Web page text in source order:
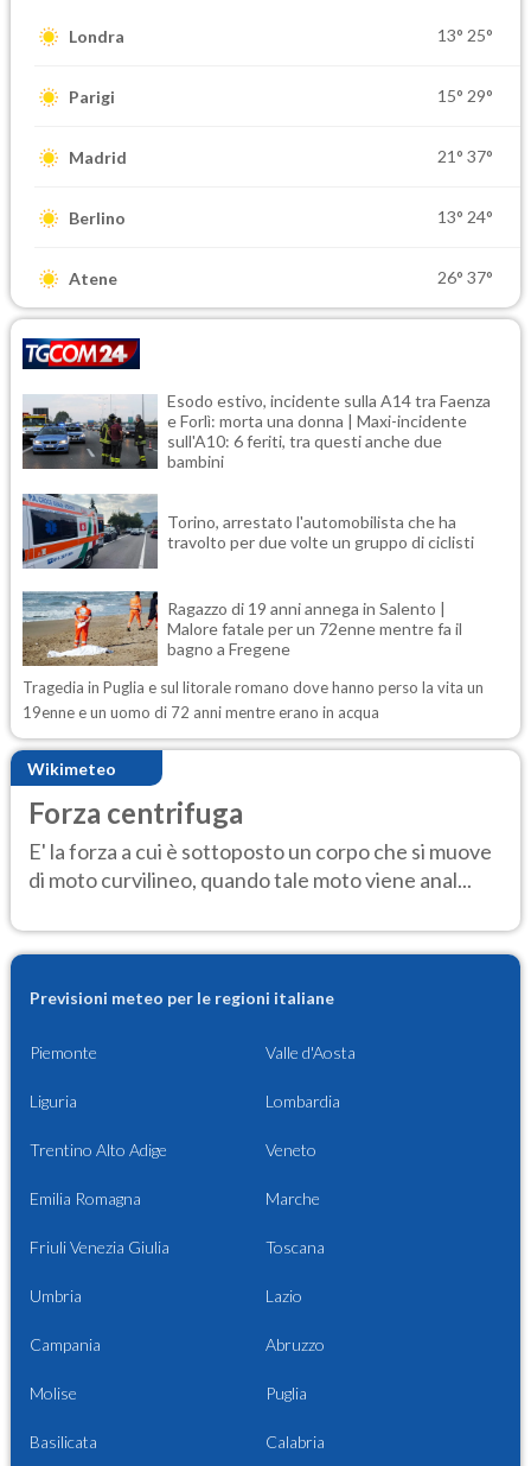
Londra 13° 25°
Parigi 15° 29°
Madrid 21° 37°
Berlino 13° 24°
Atene 26° 37°
Esodo estivo, incidente sulla A14 tra Faenza
e Forlì: morta una donna | Maxi-incidente
sull'A10: 6 feriti, tra questi anche due
bambini
Torino, arrestato l'automobilista che ha
travolto per due volte un gruppo di ciclisti
Ragazzo di 19 anni annega in Salento |
Malore fatale per un 72enne mentre fa il
bagno a Fregene
Tragedia in Puglia e sul litorale romano dove hanno perso la vita un
19enne e un uomo di 72 anni mentre erano in acqua
Wikimeteo
Forza centrifuga
E' la forza a cui è sottoposto un corpo che si muove
di moto curvilineo, quando tale moto viene anal...
Previsioni meteo per le regioni italiane
Piemonte Valle d'Aosta
Liguria Lombardia
Trentino Alto Adige Veneto
Emilia Romagna Marche
Friuli Venezia Giulia Toscana
Umbria Lazio
Campania Abruzzo
Molise Puglia
Basilicata Calabria